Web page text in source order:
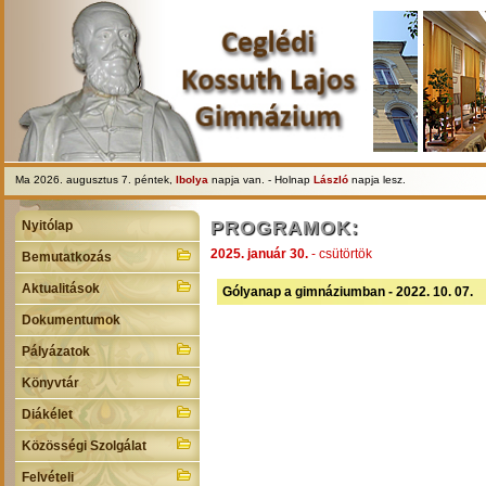
Ma 2026. augusztus 7. péntek, Ibolya napja van. - Holnap László napja lesz.
Nyitólap
Bemutatkozás
Aktualitások
Dokumentumok
Pályázatok
Könyvtár
Diákélet
Közösségi Szolgálat
Felvételi
PROGRAMOK:
2025. január 30. - csütörtök
Gólyanap a gimnáziumban - 2022. 10. 07.